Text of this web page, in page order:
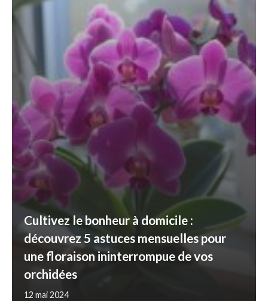
Cultivez le bonheur à domicile :
découvrez 5 astuces mensuelles pour
une floraison ininterrompue de vos
orchidées
12 mai 2024